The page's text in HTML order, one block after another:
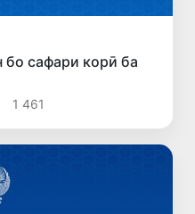
бо сафари корӣ ба
1 461